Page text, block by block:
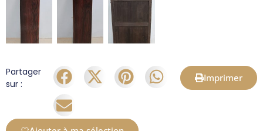
Partager
sur :
Imprimer